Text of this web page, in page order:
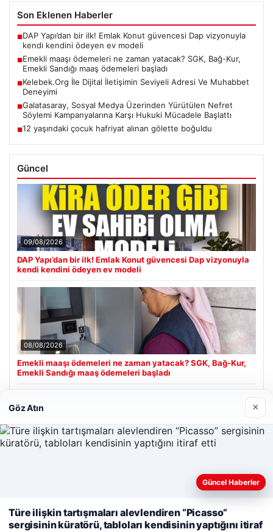
Son Eklenen Haberler
■DAP Yapı’dan bir ilk! Emlak Konut güvencesi Dap vizyonuyla
kendi kendini ödeyen ev modeli
■Emekli maaşı ödemeleri ne zaman yatacak? SGK, Bağ-Kur,
Emekli Sandığı maaş ödemeleri başladı
■Kelebek.Org İle Dijital İletişimin Seviyeli Adresi Ve Muhabbet
Deneyimi
■Galatasaray, Sosyal Medya Üzerinden Yürütülen Nefret
Söylemi Kampanyalarına Karşı Hukuki Mücadele Başlattı
■12 yaşındaki çocuk hafriyat alınan gölette boğuldu
Güncel
09/08/2026
DAP Yapı’dan bir ilk! Emlak Konut güvencesi Dap vizyonuyla
kendi kendini ödeyen ev modeli
08/08/2026
Emekli maaşı ödemeleri ne zaman yatacak? SGK, Bağ-Kur,
Emekli Sandığı maaş ödemeleri başladı
Son Eklenen Firmalar
Hastaş Beton
deneyiminizi kişiselleştirmek ve geliştirmek amacıyla çerezler
kullanıyoruz.Çerez Politikamız
Göz Atın ×
Güncel Haberler
Türe ilişkin tartışmaları alevlendiren “Picasso”
sergisinin küratörü, tabloları kendisinin yaptığını itiraf